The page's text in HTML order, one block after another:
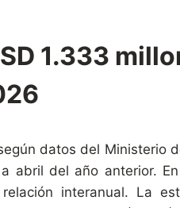
1.333
datos del Ministerio
abril del año anterior.
interanual. La